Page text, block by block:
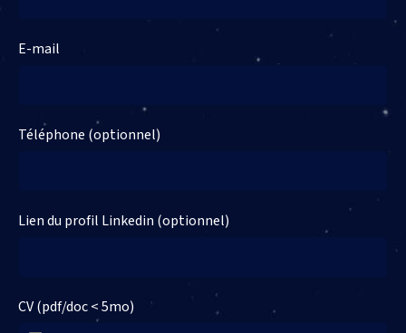
E-mail
Téléphone (optionnel)
Lien du profil Linkedin (optionnel)
CV (pdf/doc < 5mo)